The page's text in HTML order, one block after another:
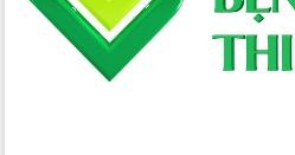
sống người dân từ những mô hình thiết
Quyết liệt tháo gỡ vướng mắc, đẩy
nhanh tiến độ các dự án trọng điểm